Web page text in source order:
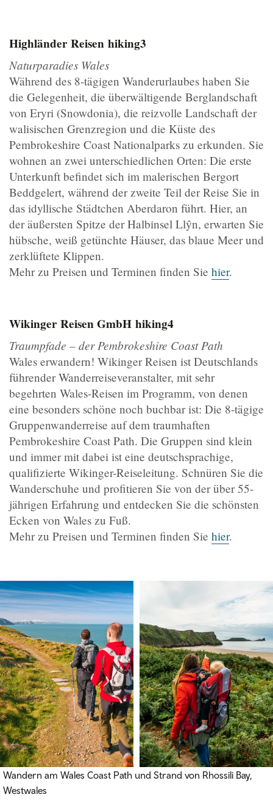
Highländer Reisen hiking3
Naturparadies Wales
Während des 8-tägigen Wanderurlaubes haben Sie
die Gelegenheit, die überwältigende Berglandschaft
von Eryri (Snowdonia), die reizvolle Landschaft der
walisischen Grenzregion und die Küste des
Pembrokeshire Coast Nationalparks zu erkunden. Sie
wohnen an zwei unterschiedlichen Orten: Die erste
Unterkunft befindet sich im malerischen Bergort
Beddgelert, während der zweite Teil der Reise Sie in
das idyllische Städtchen Aberdaron führt. Hier, an
der äußersten Spitze der Halbinsel Llŷn, erwarten Sie
hübsche, weiß getünchte Häuser, das blaue Meer und
zerklüftete Klippen.
Mehr zu Preisen und Terminen finden Sie hier.
Wikinger Reisen GmbH hiking4
Traumpfade – der Pembrokeshire Coast Path
Wales erwandern! Wikinger Reisen ist Deutschlands
führender Wanderreiseveranstalter, mit sehr
begehrten Wales-Reisen im Programm, von denen
eine besonders schöne noch buchbar ist: Die 8-tägige
Gruppenwanderreise auf dem traumhaften
Pembrokeshire Coast Path. Die Gruppen sind klein
und immer mit dabei ist eine deutschsprachige,
qualifizierte Wikinger-Reiseleitung. Schnüren Sie die
Wanderschuhe und profitieren Sie von der über 55-
jährigen Erfahrung und entdecken Sie die schönsten
Ecken von Wales zu Fuß.
Mehr zu Preisen und Terminen finden Sie hier.
Wandern am Wales Coast Path und Strand von Rhossili Bay,
Westwales